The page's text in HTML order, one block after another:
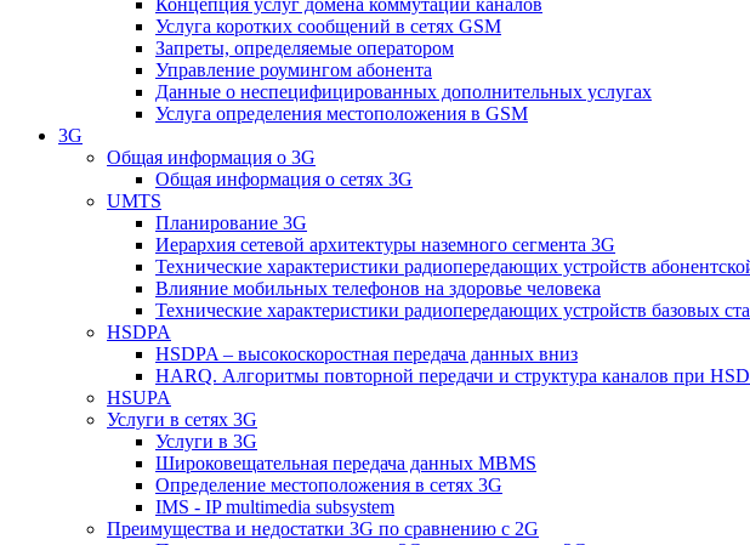
Услуга коротких сообщений в сетях GSM
Запреты, определяемые оператором
Управление роумингом абонента
Данные о неспецифицированных дополнительных услугах
Услуга определения местоположения в GSM
3G
Общая информация о 3G
Общая информация о сетях 3G
UMTS
Планирование 3G
Иерархия сетевой архитектуры наземного сегмента 3G
Технические характеристики радиопередающих устройств
Влияние мобильных телефонов на здоровье человека
Технические характеристики радиопередающих устройств базовых
HSDPA
HSDPA – высокоскоростная передача данных вниз
HARQ. Алгоритмы повторной передачи и структура каналов при
HSUPA
Услуги в сетях 3G
Услуги в 3G
Широковещательная передача данных MBMS
Определение местоположения в сетях 3G
IMS - IP multimedia subsystem
Преимущества и недостатки 3G по сравнению с 2G